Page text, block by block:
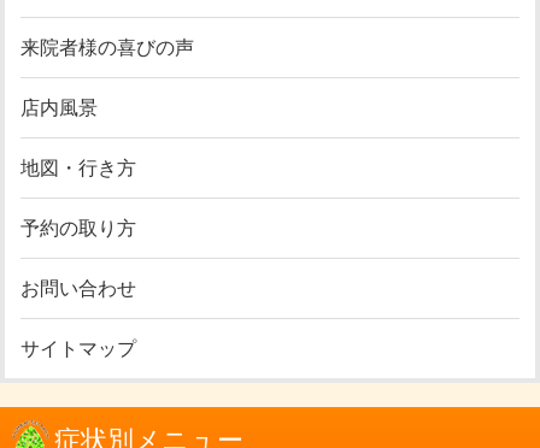
来院者様の喜びの声
店内風景
地図・行き方
予約の取り方
お問い合わせ
サイトマップ
症状別メニュー